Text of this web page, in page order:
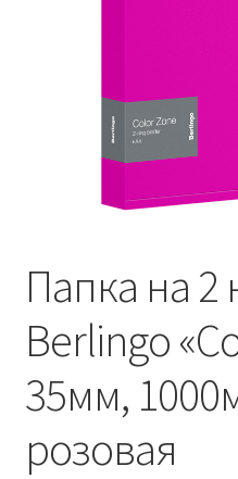
Папка на 2
Berlingo
35мм,
розовая